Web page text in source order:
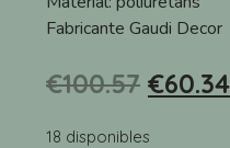
Fabricante Gaudi Decor
€100.57 €60.34
18 disponibles